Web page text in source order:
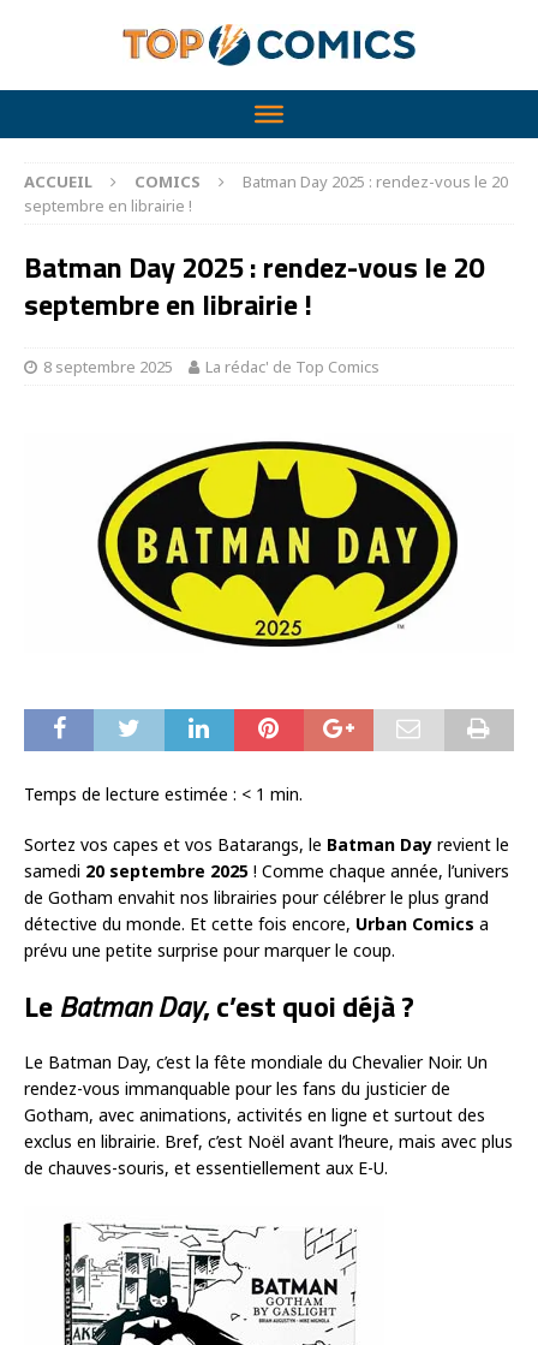
ACCUEIL COMICS
Batman Day 2025 : rendez-vous le 20
septembre en librairie !
Batman Day 2025 : rendez-vous le 20
septembre en librairie !
8 septembre 2025 La rédac' de Top Comics
Temps de lecture estimée : < 1 min.
Sortez vos capes et vos Batarangs, le Batman Day revient le
samedi 20 septembre 2025 ! Comme chaque année, l’univers
de Gotham envahit nos librairies pour célébrer le plus grand
détective du monde. Et cette fois encore, Urban Comics a
prévu une petite surprise pour marquer le coup.
LeBatman Day, c’est quoi déjà ?
Le Batman Day, c’est la fête mondiale du Chevalier Noir. Un
rendez-vous immanquable pour les fans du justicier de
Gotham, avec animations, activités en ligne et surtout des
exclus en librairie. Bref, c’est Noël avant l’heure, mais avec plus
de chauves-souris, et essentiellement aux E-U.